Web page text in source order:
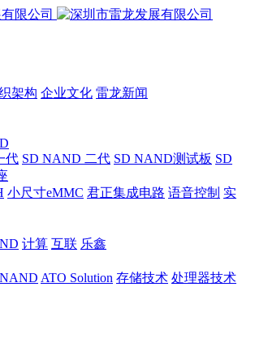
架构 企业文化 雷龙新闻
代 SD NAND 二代 SD NAND测试板 SD
小尺寸eMMC 君正集成电路 语音控制 实
计算 互联 乐鑫
ATO Solution 存储技术 处理器技术